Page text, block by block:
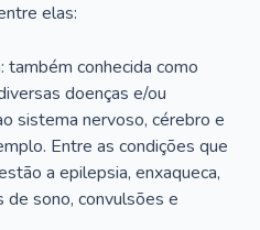
elas:
também conhecida como
doenças e/ou
sistema nervoso, cérebro e
Entre as condições que
a epilepsia, enxaqueca,
de sono, convulsões e